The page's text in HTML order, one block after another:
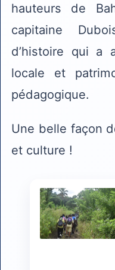
hauteurs de
capitaine
d’histoire qui a
locale et
pédagogique.
Une belle façon
et culture !